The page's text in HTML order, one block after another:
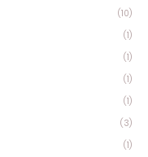
(10)
(1)
(1)
(1)
(1)
(3)
(1)